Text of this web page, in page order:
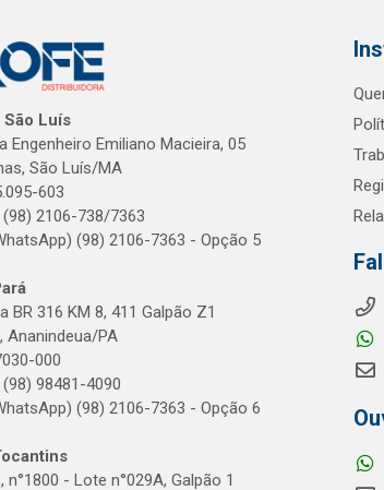
Luís
Engenheiro Emiliano Macieira, 05
São Luís/MA
603
2106-738/7363
(98) 2106-7363 - Opção 5
BR 316 KM 8, 411 Galpão Z1
Ananindeua/PA
000
98481-4090
(98) 2106-7363 - Opção 6
n°1800 - Lote n°029A, Galpão 1